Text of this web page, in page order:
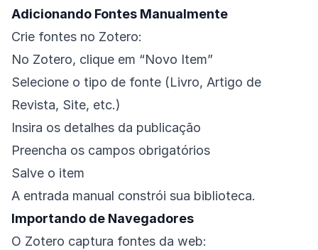
Adicionando Fontes Manualmente
Crie fontes no Zotero:
No Zotero, clique em “Novo Item”
Selecione o tipo de fonte (Livro, Artigo de
Revista, Site, etc.)
Insira os detalhes da publicação
Preencha os campos obrigatórios
Salve o item
A entrada manual constrói sua biblioteca.
Importando de Navegadores
O Zotero captura fontes da web: